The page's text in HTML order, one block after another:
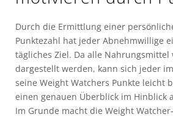
Durch die Ermittlung einer
Punktezahl hat jeder Abnehmwillige
tägliches Ziel. Da alle Nahrungsmittel
dargestellt werden, kann sich jeder
seine Weight Watchers Punkte leicht
einen genauen Überblick im Hinblick
Im Grunde macht die Weight